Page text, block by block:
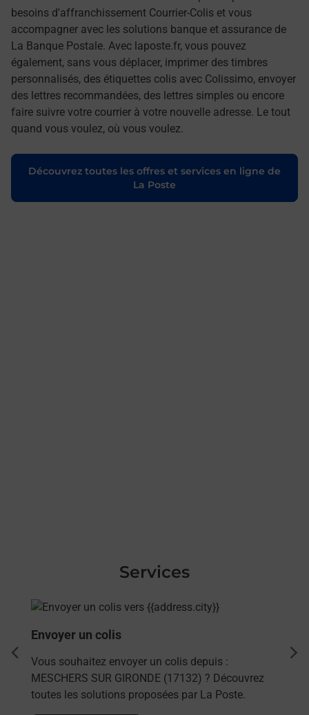
besoins d'affranchissement Courrier-Colis et vous
accompagner avec les solutions banque et assurance de
La Banque Postale. Avec laposte.fr, vous pouvez
également, sans vous déplacer, imprimer des timbres
personnalisés, des étiquettes colis avec Colissimo, envoyer
des lettres recommandées, des lettres simples ou encore
faire suivre votre courrier à votre nouvelle adresse. Le tout
quand vous voulez, où vous voulez.
Découvrez toutes les offres et services en ligne de
La Poste
Services
En savoir plus
Envoyer un colis
Vous souhaitez envoyer un colis depuis :
MESCHERS SUR GIRONDE (17132) ? Découvrez
toutes les solutions proposées par La Poste.